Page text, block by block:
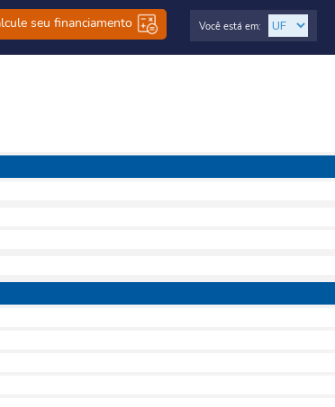
seu financiamento Você está em: